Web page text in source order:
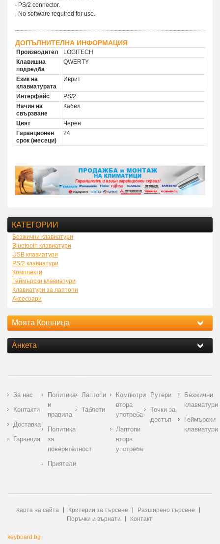
- PS/2 connector.
- No software required for use.
ДОПЪЛНИТЕЛНА ИНФОРМАЦИЯ
Производител
LOGITECH
Клавишна
подредба
QWERTY
Език на
клавиатурата
Иврит
Интерфейс
PS/2
Начин на
свързване
Кабел
Цвят
Черен
Гаранционен
срок (месеци)
24
КАТЕГОРИИ
Безжични клавиатури
Bluetooth клавиатури
USB клавиатури
PS/2 клавиатури
Комплекти
Геймърски клавиатури
Клавиатури за лаптопи
Аксесоари
Моята Кошница
Анкета
За нас
Контакти
Доставка
Гаранция
Политика
и
правила
Политика
за
поверителност
Приятели
Лаптопи
Таблети
Компютри
втора
употреба
Лаптопи
втора
употреба
Рутери
Точки за
достъп
Безжични
клавиатури
Геймърски
клавиатури
Карта на сайта Критерии за търсене
Разширено търсене
Поръчки и върнати
Контакт
keyboard.bg